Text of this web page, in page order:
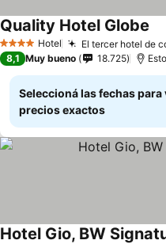
4 EstrellasHotel El tercer hotel de
Quality Hotel Globe
8,1 Muy bueno 18.725
Seleccioná las fechas para
precios exactos
Hotel Gio, BW